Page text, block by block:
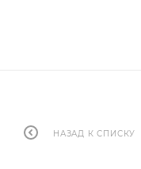
НАЗАД К СПИСКУ